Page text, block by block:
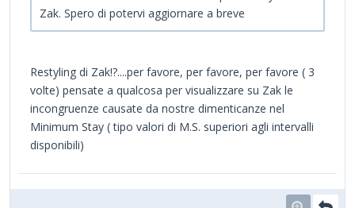
Zak. Spero di potervi aggiornare a breve
Restyling di Zak!?....per favore, per favore, per favore ( 3
volte) pensate a qualcosa per visualizzare su Zak le
incongruenze causate da nostre dimenticanze nel
Minimum Stay ( tipo valori di M.S. superiori agli intervalli
disponibili)